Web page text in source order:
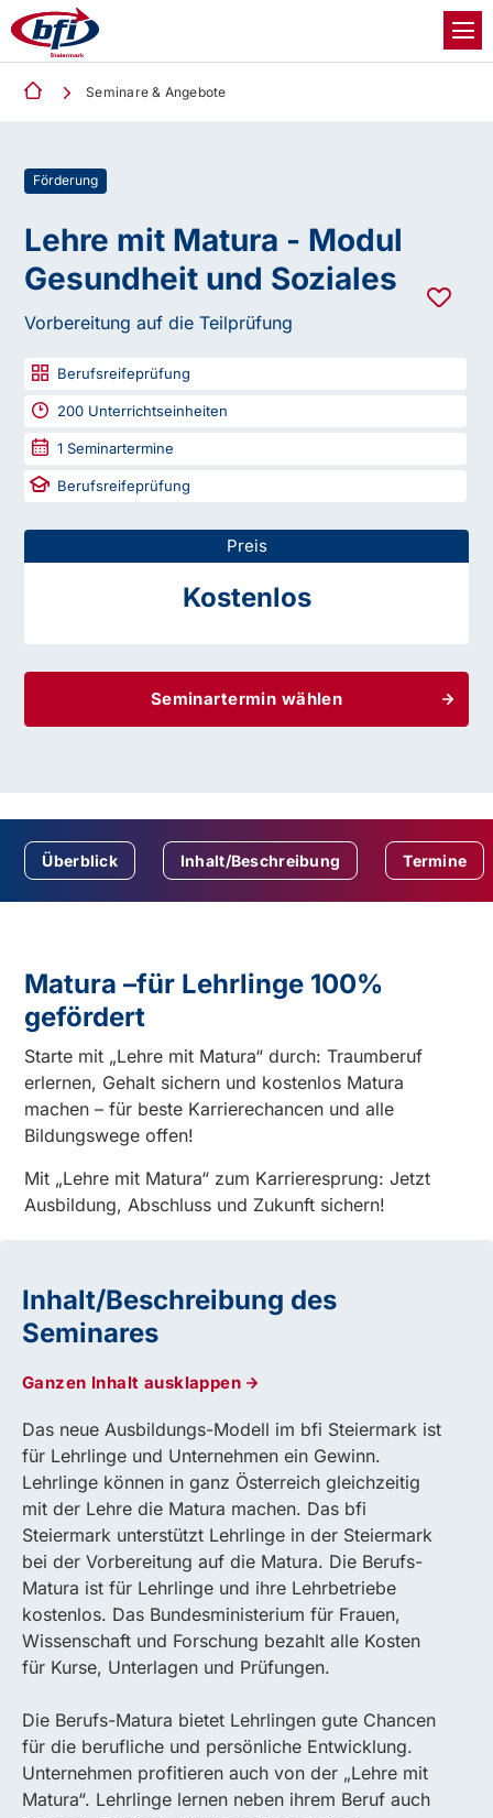
Seminare & Angebote
Förderung
Lehre mit Matura - Modul
Gesundheit und Soziales
Vorbereitung auf die Teilprüfung
Berufsreifeprüfung
200 Unterrichtseinheiten
1 Seminartermine
Berufsreifeprüfung
Preis
Kostenlos
Seminartermin wählen
Überblick Inhalt/Beschreibung Termine
Matura –für Lehrlinge 100%
gefördert
Starte mit „Lehre mit Matura“ durch: Traumberuf
erlernen, Gehalt sichern und kostenlos Matura
machen – für beste Karrierechancen und alle
Bildungswege offen!
Mit „Lehre mit Matura“ zum Karrieresprung: Jetzt
Ausbildung, Abschluss und Zukunft sichern!
Inhalt/Beschreibung des
Seminares
Ganzen Inhalt ausklappen
Das neue Ausbildungs-Modell im bfi Steiermark ist
für Lehrlinge und Unternehmen ein Gewinn.
Lehrlinge können in ganz Österreich gleichzeitig
mit der Lehre die Matura machen. Das bfi
Steiermark unterstützt Lehrlinge in der Steiermark
bei der Vorbereitung auf die Matura. Die Berufs-
Matura ist für Lehrlinge und ihre Lehrbetriebe
kostenlos. Das Bundesministerium für Frauen,
Wissenschaft und Forschung bezahlt alle Kosten
für Kurse, Unterlagen und Prüfungen.
Die Berufs-Matura bietet Lehrlingen gute Chancen
für die berufliche und persönliche Entwicklung.
Unternehmen profitieren auch von der „Lehre mit
Matura“. Lehrlinge lernen neben ihrem Beruf auch